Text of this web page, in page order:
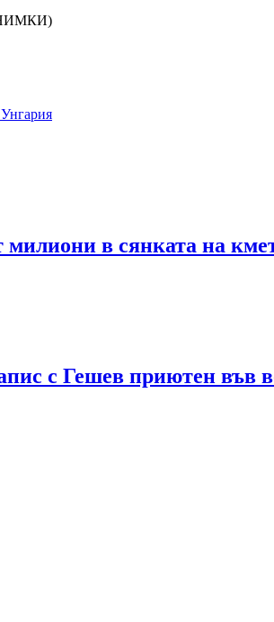
в сянката на
с Гешев приютен във